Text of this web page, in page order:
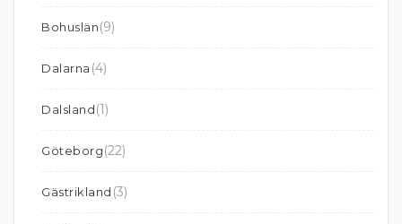
Bohuslän(9)
Dalarna (4)
Dalsland(1)
Göteborg(22)
Gästrikland (3)